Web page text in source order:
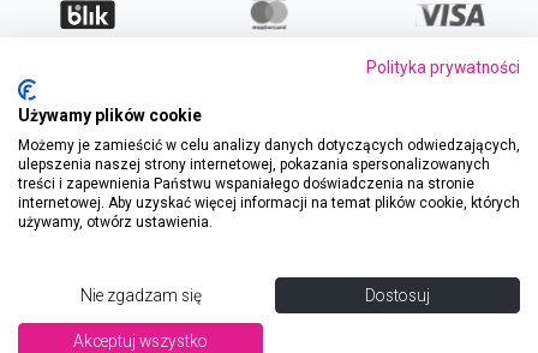
Regulamin |Polityka prywatności
© 2026 Bolero Polska
e-com.house
Polityka prywatności
Używamy plików cookie
Możemy je zamieścić w celu analizy danych dotyczących odwiedzających,
ulepszenia naszej strony internetowej, pokazania spersonalizowanych
treści i zapewnienia Państwu wspaniałego doświadczenia na stronie
internetowej. Aby uzyskać więcej informacji na temat plików cookie, których
używamy, otwórz ustawienia.
Nie zgadzam się Dostosuj
Akceptuj wszystko